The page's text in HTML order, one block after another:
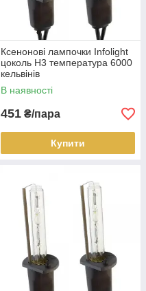
Ксенонові лампочки Infolight
цоколь H3 температура 6000
кельвінів
В наявності
451 ₴/пара
Купити